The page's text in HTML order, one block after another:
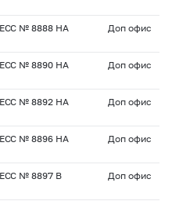
№ 8888 НА
Доп офис
№ 8890 НА
Доп офис
№ 8892 НА
Доп офис
№ 8896 НА
Доп офис
№ 8897 В
Доп офис